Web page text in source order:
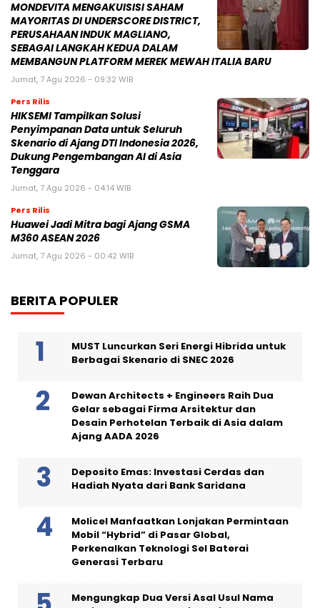
MONDEVITA MENGAKUISISI SAHAM
MAYORITAS DI UNDERSCORE DISTRICT,
PERUSAHAAN INDUK MAGLIANO,
SEBAGAI LANGKAH KEDUA DALAM
MEMBANGUN PLATFORM MEREK MEWAH ITALIA BARU
Jumat, 7 Agu 2026 - 09:32 WIB
Pers Rilis
HIKSEMI Tampilkan Solusi
Penyimpanan Data untuk Seluruh
Skenario di Ajang DTI Indonesia 2026,
Dukung Pengembangan AI di Asia
Tenggara
Jumat, 7 Agu 2026 - 04:14 WIB
Pers Rilis
Huawei Jadi Mitra bagi Ajang GSMA
M360 ASEAN 2026
Jumat, 7 Agu 2026 - 00:42 WIB
BERITA POPULER
MUST Luncurkan Seri Energi Hibrida untuk
Berbagai Skenario di SNEC 2026
Dewan Architects + Engineers Raih Dua
Gelar sebagai Firma Arsitektur dan
Desain Perhotelan Terbaik di Asia dalam
Ajang AADA 2026
Deposito Emas: Investasi Cerdas dan
Hadiah Nyata dari Bank Saridana
Molicel Manfaatkan Lonjakan Permintaan
Mobil “Hybrid” di Pasar Global,
Perkenalkan Teknologi Sel Baterai
Generasi Terbaru
Mengungkap Dua Versi Asal Usul Nama